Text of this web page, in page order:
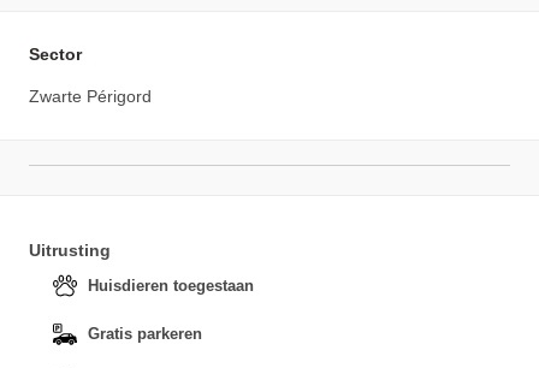
Sector
Zwarte Périgord
Uitrusting
Huisdieren toegestaan
Gratis parkeren